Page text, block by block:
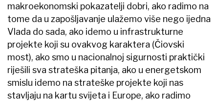
makroekonomski pokazatelji dobri, ako radimo na
tome da u zapošljavanje ulažemo više nego ijedna
Vlada do sada, ako idemo u infrastrukturne
projekte koji su ovakvog karaktera (Čiovski
most), ako smo u nacionalnoj sigurnosti praktički
riješili sva strateška pitanja, ako u energetskom
smislu idemo na strateške projekte koji nas
stavljaju na kartu svijeta i Europe, ako radimo